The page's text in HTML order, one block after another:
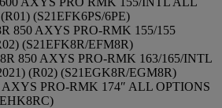
(S21EFK6PS/6PE)
850 AXYS PRO-RMK 155/155
(S21EFK8R/EFM8R)
850 AXYS PRO-RMK 163/165/INTL
(R02) (S21EGK8R/EGM8R)
AXYS PRO-RMK 174″ ALL OPTIONS